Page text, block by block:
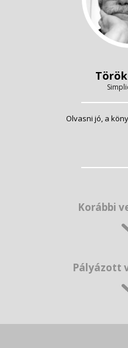
Olvasni jó, a
Korábbi
Pályázott